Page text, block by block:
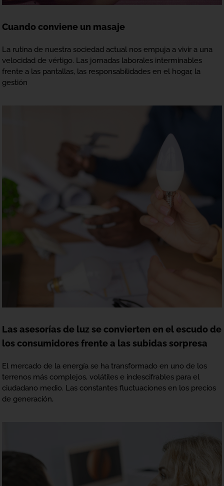
Cuando conviene un masaje
La rutina de nuestra sociedad actual nos empuja a vivir a una
velocidad de vértigo. Las jornadas laborales interminables
frente a las pantallas, las responsabilidades en el hogar, la
gestión
Las asesorías de luz se convierten en el escudo de
los consumidores frente a las subidas sorpresa
El mercado de la energía se ha transformado en uno de los
terrenos más complejos, volátiles e indescifrables para el
ciudadano medio. Las constantes fluctuaciones en los precios
de generación,